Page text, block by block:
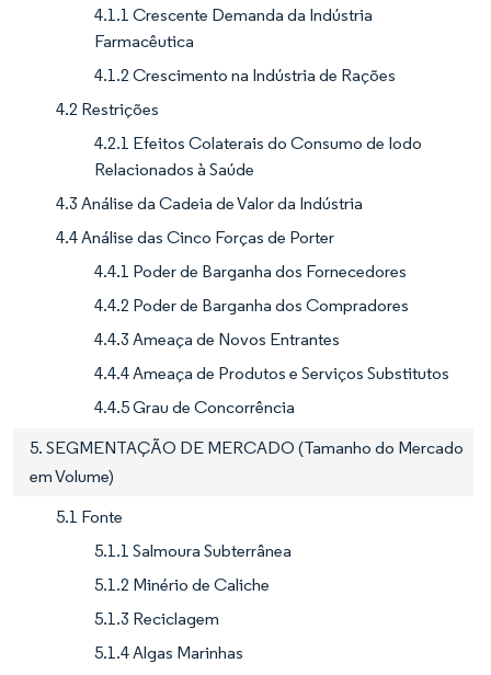
4.1.1 Crescente Demanda da Indústria
Farmacêutica
4.1.2 Crescimento na Indústria de Rações
4.2 Restrições
4.2.1 Efeitos Colaterais do Consumo de Iodo
Relacionados à Saúde
4.3 Análise da Cadeia de Valor da Indústria
4.4 Análise das Cinco Forças de Porter
4.4.1 Poder de Barganha dos Fornecedores
4.4.2 Poder de Barganha dos Compradores
4.4.3 Ameaça de Novos Entrantes
4.4.4 Ameaça de Produtos e Serviços Substitutos
4.4.5 Grau de Concorrência
5. SEGMENTAÇÃO DE MERCADO (Tamanho do Mercado
em Volume)
5.1 Fonte
5.1.1 Salmoura Subterrânea
5.1.2 Minério de Caliche
5.1.3 Reciclagem
5.1.4 Algas Marinhas